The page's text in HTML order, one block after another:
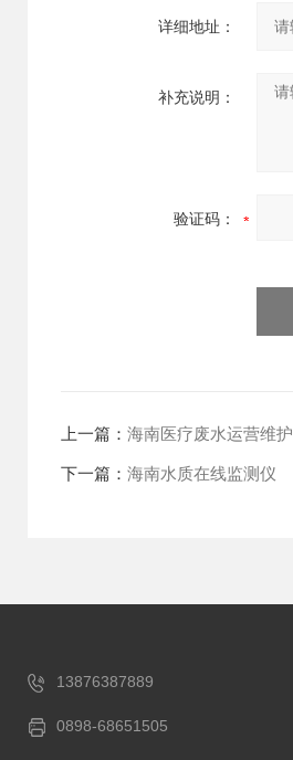
详细地址：
补充说明：
验证码：
上一篇： 海南医疗废水运营维护
下一篇： 海南水质在线监测仪
13876387889
0898-68651505